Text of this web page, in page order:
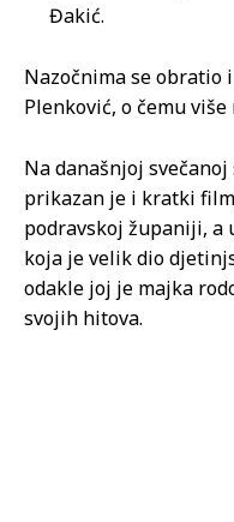
Đakić.
Nazočnima se obratio
Plenković, o čemu
Na današnjoj
prikazan je i kratki
podravskoj županiji, a
koja je velik dio
odakle joj je majka
svojih hitova.